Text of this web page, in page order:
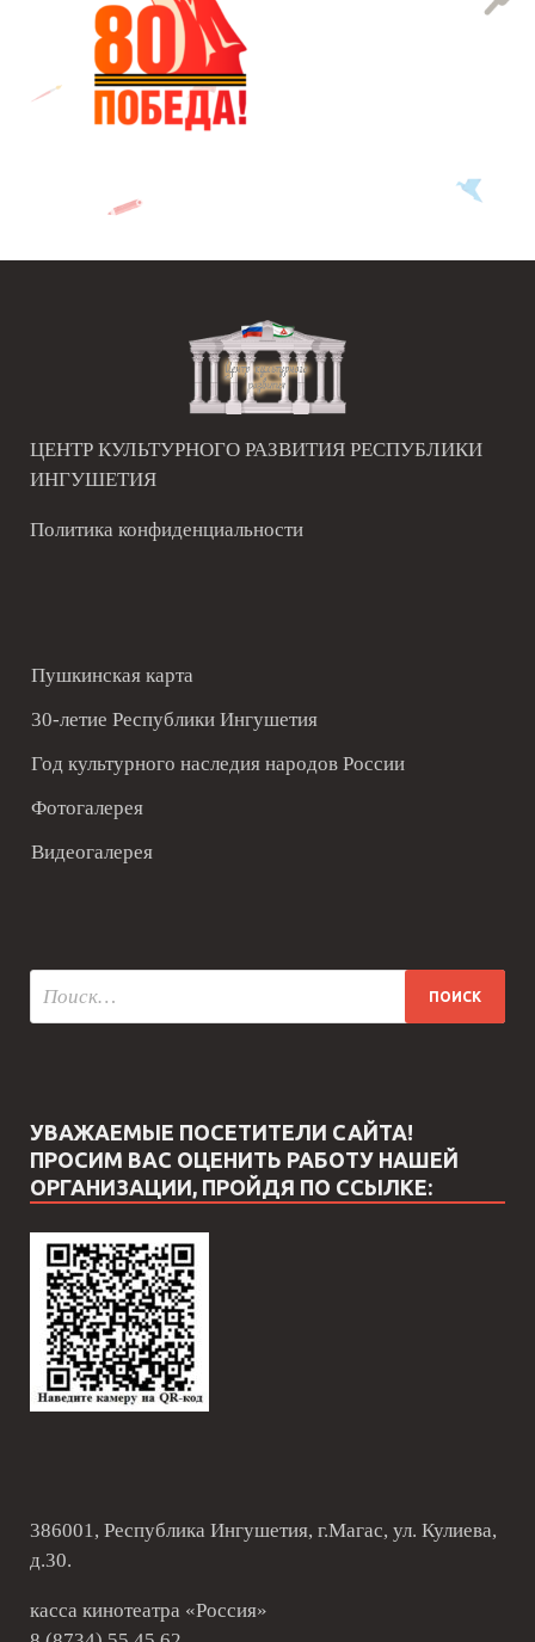
ЦЕНТР КУЛЬТУРНОГО РАЗВИТИЯ РЕСПУБЛИКИ
ИНГУШЕТИЯ
Политика конфиденциальности
Пушкинская карта
30-летие Республики Ингушетия
Год культурного наследия народов России
Фотогалерея
Видеогалерея
УВАЖАЕМЫЕ ПОСЕТИТЕЛИ САЙТА!
ПРОСИМ ВАС ОЦЕНИТЬ РАБОТУ НАШЕЙ
ОРГАНИЗАЦИИ, ПРОЙДЯ ПО ССЫЛКЕ:
386001, Республика Ингушетия, г.Магас, ул. Кулиева,
д.30.
касса кинотеатра «Россия»